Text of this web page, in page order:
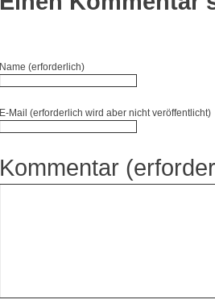
Name (erforderlich)
E-Mail (erforderlich wird aber nicht veröffentlicht)
Kommentar